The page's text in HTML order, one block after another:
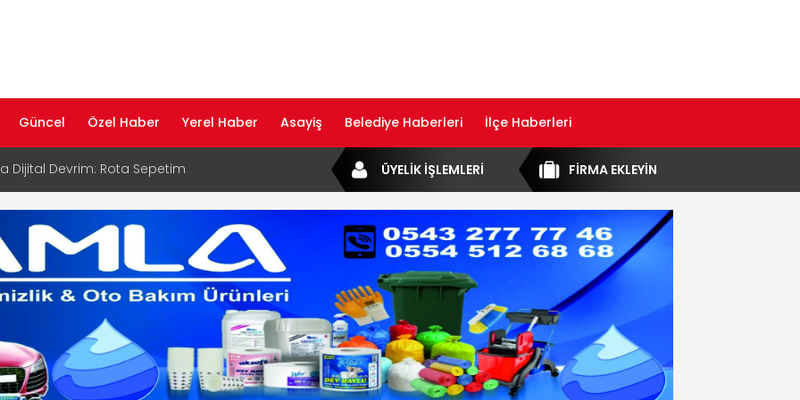
Güncel Özel Haber Yerel Haber Asayiş Belediye Haberleri İlçe Haberleri
Dijital Devrim: Rota Sepetim
Bölge Müdürü Makam Koltuğunu
Rehberi ile Google ve Yapay Zeka
Öne Çıkın
Rehberi Hizmete Girdi
Yayın Hayatına Başladı | Hızlı ve Akıllı
FİRMA EKLEYİN
ÜYELİK İŞLEMLERİ